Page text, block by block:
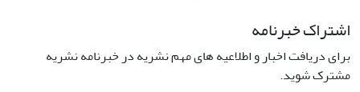
اشتراک خبرنامه
برای دریافت اخبار و اطلاعیه های مهم نشریه در خبرنامه نشریه
مشترک شوید.